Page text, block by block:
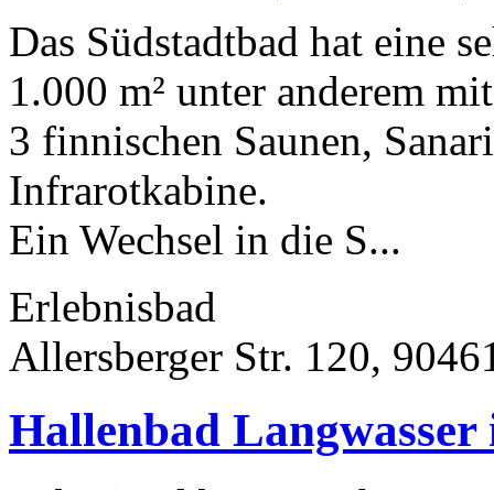
Das Südstadtbad hat eine
1.000 m² unter anderem
3 finnischen Saunen,
Infrarotkabine.
Ein Wechsel in die S...
Erlebnisbad
Allersberger Str. 120,
Hallenbad